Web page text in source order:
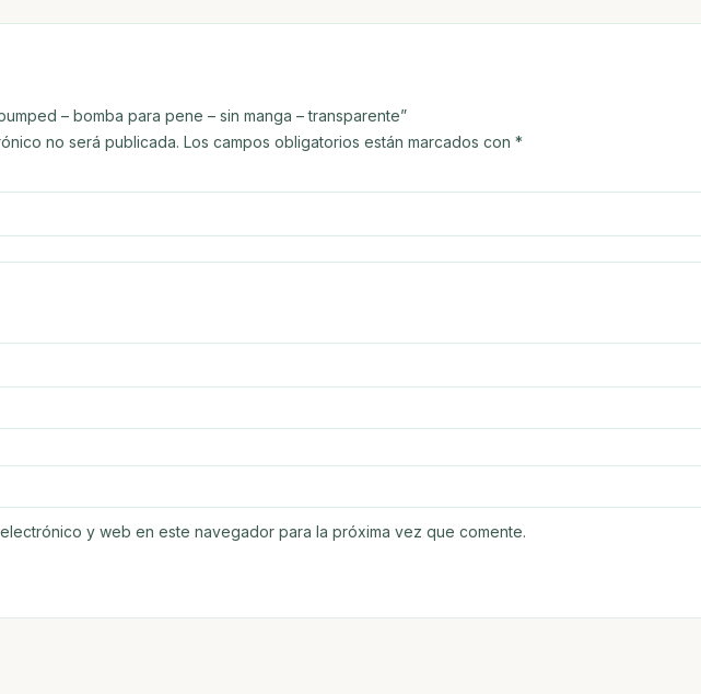
– bomba para pene – sin manga – transparente”
no será publicada. Los campos obligatorios están marcados con *
y web en este navegador para la próxima vez que comente.